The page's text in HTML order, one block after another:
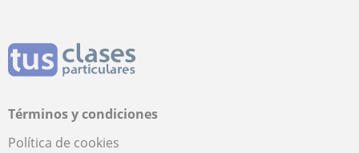
Términos y condiciones
Política de cookies